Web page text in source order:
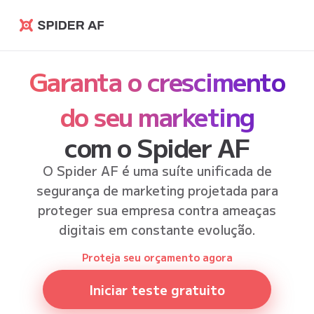
Spider AF
Garanta o crescimento
do seu marketing
com o Spider AF
O Spider AF é uma suíte unificada de
segurança de marketing projetada para
proteger sua empresa contra ameaças
digitais em constante evolução.
Proteja seu orçamento agora
Iniciar teste gratuito